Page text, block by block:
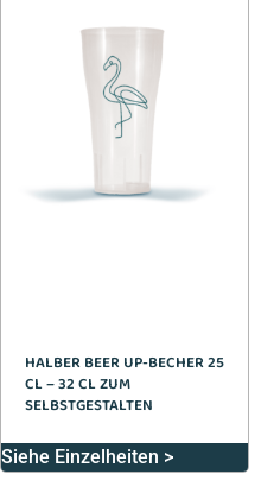
HALBER BEER UP-BECHER 25
CL – 32 CL ZUM
SELBSTGESTALTEN
Siehe Einzelheiten >